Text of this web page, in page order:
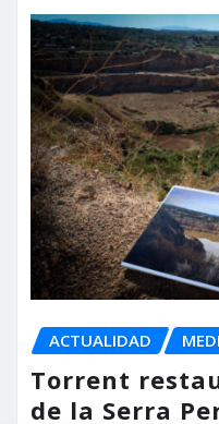
ACTUALIDAD
Torrent
de la Serra